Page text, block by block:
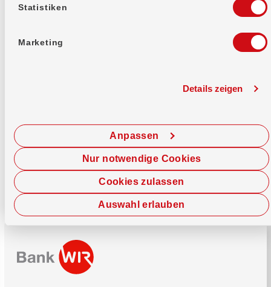
Statistiken
Marketing
Details zeigen
Cookies zulassen
Anpassen
Auswahl erlauben
Nur notwendige Cookies
Jetzt chatten